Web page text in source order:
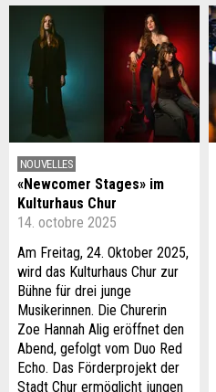
NOUVELLES
«Newcomer Stages» im
Kulturhaus Chur
14. octobre 2025
Am Freitag, 24. Oktober 2025,
wird das Kulturhaus Chur zur
Bühne für drei junge
Musikerinnen. Die Churerin
Zoe Hannah Alig eröffnet den
Abend, gefolgt vom Duo Red
Echo. Das Förderprojekt der
Stadt Chur ermöglicht jungen